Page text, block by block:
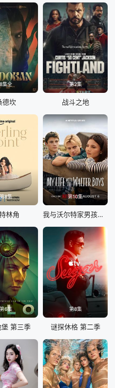
集全
德坎
第2集
战斗之地
8集
林角
第10集
我与沃尔特家男孩的生活 第三季
第6集
第三季
第8集
谜探休格 第二季